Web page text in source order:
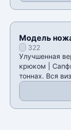
Модель
Сапфир» для
322
Улучшенная
крюком |
тоннах. Вся